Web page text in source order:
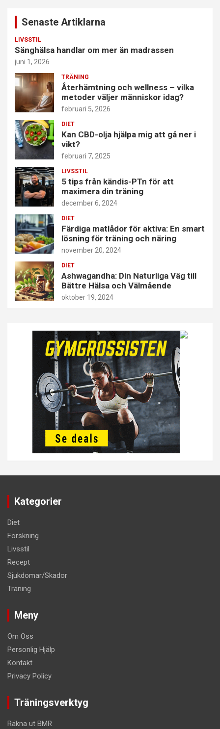
Senaste Artiklarna
LIVSSTIL
Sänghälsa handlar om mer än madrassen
juni 1, 2026
TRÄNING
Återhämtning och wellness – vilka
metoder väljer människor idag?
februari 5, 2026
DIET
Kan CBD-olja hjälpa mig att gå ner i
vikt?
februari 7, 2025
LIVSSTIL
5 tips från kändis-PTn för att
maximera din träning
december 6, 2024
DIET
Färdiga matlådor för aktiva: En smart
lösning för träning och näring
november 20, 2024
DIET
Ashwagandha: Din Naturliga Väg till
Bättre Hälsa och Välmående
oktober 19, 2024
Kategorier
Diet
Forskning
Livsstil
Recept
Sjukdomar/Skador
Träning
Meny
Om Oss
Personlig Hjälp
Kontakt
Privacy Policy
Träningsverktyg
Räkna ut BMR